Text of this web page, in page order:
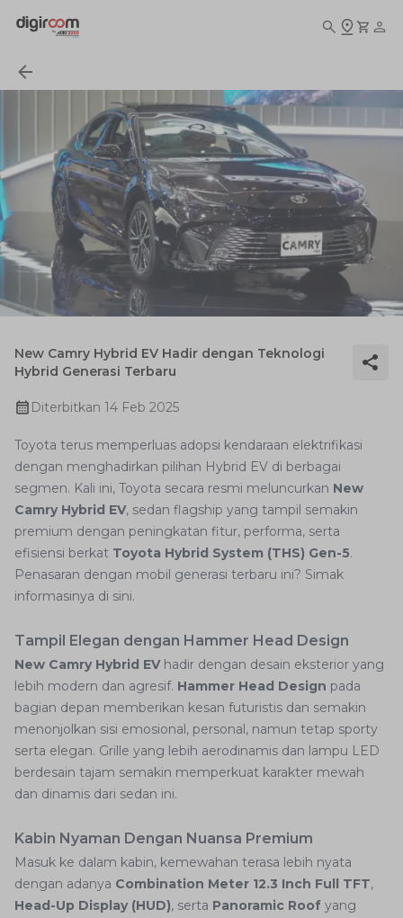
New Camry Hybrid EV Hadir dengan Teknologi
Hybrid Generasi Terbaru
Diterbitkan 14 Feb 2025
Toyota terus memperluas adopsi kendaraan elektrifikasi
dengan menghadirkan pilihan Hybrid EV di berbagai
segmen. Kali ini, Toyota secara resmi meluncurkan New
Camry Hybrid EV, sedan flagship yang tampil semakin
premium dengan peningkatan fitur, performa, serta
efisiensi berkat Toyota Hybrid System (THS) Gen-5.
Penasaran dengan mobil generasi terbaru ini? Simak
informasinya di sini.
Tampil Elegan dengan Hammer Head Design
New Camry Hybrid EVhadir dengan desain eksterior yang
lebih modern dan agresif. Hammer Head Design pada
bagian depan memberikan kesan futuristis dan semakin
menonjolkan sisi emosional, personal, namun tetap sporty
serta elegan. Grille yang lebih aerodinamis dan lampu LED
berdesain tajam semakin memperkuat karakter mewah
dan dinamis dari sedan ini.
Kabin Nyaman Dengan Nuansa Premium
Masuk ke dalam kabin, kemewahan terasa lebih nyata
dengan adanya Combination Meter 12.3 Inch Full TFT,
Head-Up Display (HUD), serta Panoramic Roof yang